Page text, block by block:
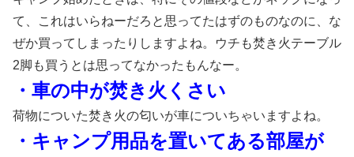
て、これはいらねーだろと思ってたはずのものなのに、な
ぜか買ってしまったりしますよね。ウチも焚き火テーブル
2脚も買うとは思ってなかったもんなー。
・車の中が焚き火くさい
荷物についた焚き火の匂いが車についちゃいますよね。
・キャンプ用品を置いてある部屋が